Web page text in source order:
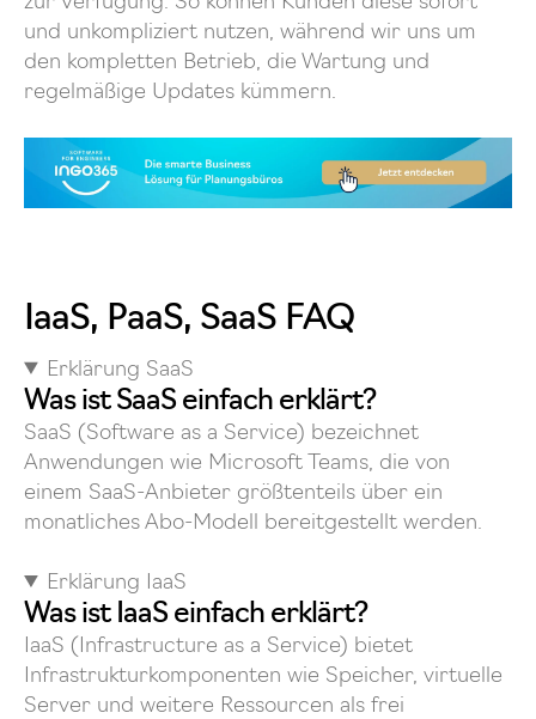
und unkompliziert nutzen, während wir uns um
den kompletten Betrieb, die Wartung und
regelmäßige Updates kümmern.
IaaS, PaaS, SaaS FAQ
Erklärung SaaS
Was ist SaaS einfach erklärt?
SaaS (Software as a Service) bezeichnet
Anwendungen wie Microsoft Teams, die von
einem SaaS-Anbieter größtenteils über ein
monatliches Abo-Modell bereitgestellt werden.
Erklärung IaaS
Was ist IaaS einfach erklärt?
IaaS (Infrastructure as a Service) bietet
Infrastrukturkomponenten wie Speicher, virtuelle
Server und weitere Ressourcen als frei